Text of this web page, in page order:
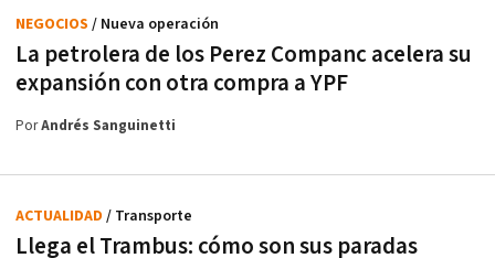
La petrolera de los Perez Companc acelera su
expansión con otra compra a YPF
NEGOCIOS / Nueva operación
PorAndrés Sanguinetti
Llega el Trambus: cómo son sus paradas
ACTUALIDAD / Transporte